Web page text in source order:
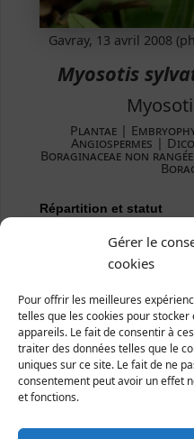
Gérer le
cookies
Pour offrir les meilleures
telles que les cookies pour
appareils. Le fait de consentir à
traiter des données telles que le
uniques sur ce site. Le fait de ne
consentement peut avoir un effet
et fonctions.
Gavray, 13 avril 2008
Myosotis
Plantae ­|
Angiospermes |
Boraginaceae non
Répartition et statut
Manche : en diverses